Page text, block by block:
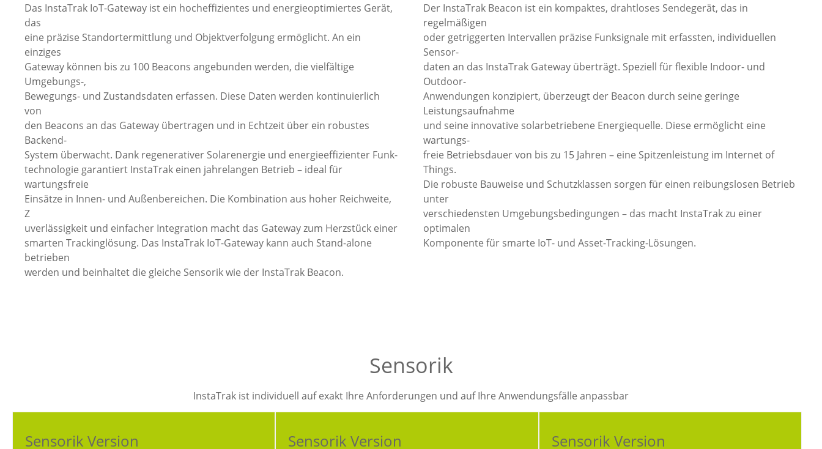
Das InstaTrak IoT-Gateway ist ein hocheffizientes und energieoptimiertes Gerät,
das
eine präzise Standortermittlung und Objektverfolgung ermöglicht. An ein
einziges
Gateway können bis zu 100 Beacons angebunden werden, die vielfältige
Umgebungs-,
Bewegungs- und Zustandsdaten erfassen. Diese Daten werden kontinuierlich
von
den Beacons an das Gateway übertragen und in Echtzeit über ein robustes
Backend-
System überwacht. Dank regenerativer Solarenergie und energieeffizienter Funk-
technologie garantiert InstaTrak einen jahrelangen Betrieb – ideal für
wartungsfreie
Einsätze in Innen- und Außenbereichen. Die Kombination aus hoher Reichweite,
Z
uverlässigkeit und einfacher Integration macht das Gateway zum Herzstück einer
smarten Trackinglösung. Das InstaTrak IoT-Gateway kann auch Stand-alone
betrieben
werden und beinhaltet die gleiche Sensorik wie der InstaTrak Beacon.
Der InstaTrak Beacon ist ein kompaktes, drahtloses Sendegerät, das in
regelmäßigen
oder getriggerten Intervallen präzise Funksignale mit erfassten, individuellen
Sensor-
daten an das InstaTrak Gateway überträgt. Speziell für flexible Indoor- und
Outdoor-
Anwendungen konzipiert, überzeugt der Beacon durch seine geringe
Leistungsaufnahme
und seine innovative solarbetriebene Energiequelle. Diese ermöglicht eine
wartungs-
freie Betriebsdauer von bis zu 15 Jahren – eine Spitzenleistung im Internet of
Things.
Die robuste Bauweise und Schutzklassen sorgen für einen reibungslosen Betrieb
unter
verschiedensten Umgebungsbedingungen – das macht InstaTrak zu einer
optimalen
Komponente für smarte IoT- und Asset-Tracking-Lösungen.
Sensorik
InstaTrak ist individuell auf exakt Ihre Anforderungen und auf Ihre Anwendungsfälle anpassbar
Sensorik Version Sensorik Version Sensorik Version